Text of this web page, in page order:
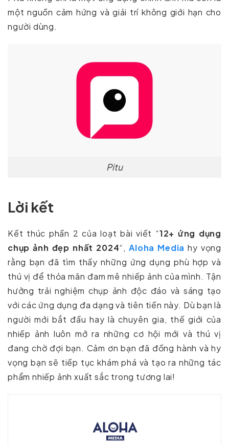
một nguồn cảm hứng và giải trí không giới hạn cho
người dùng.
Pitu
Lời kết
Kết thúc phần 2 của loạt bài viết “12+ ứng dụng
chụp ảnh đẹp nhất 2024“,Aloha Media hy vọng
rằng bạn đã tìm thấy những ứng dụng phù hợp và
thú vị để thỏa mãn đam mê nhiếp ảnh của mình. Tận
hưởng trải nghiệm chụp ảnh độc đáo và sáng tạo
với các ứng dụng đa dạng và tiên tiến này. Dù bạn là
người mới bắt đầu hay là chuyên gia, thế giới của
nhiếp ảnh luôn mở ra những cơ hội mới và thú vị
đang chờ đợi bạn. Cảm ơn bạn đã đồng hành và hy
vọng bạn sẽ tiếp tục khám phá và tạo ra những tác
phẩm nhiếp ảnh xuất sắc trong tương lai!